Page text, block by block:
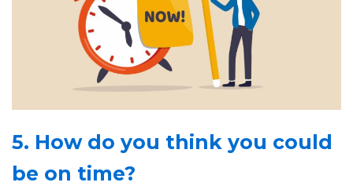
5. How do you think you could
be on time?